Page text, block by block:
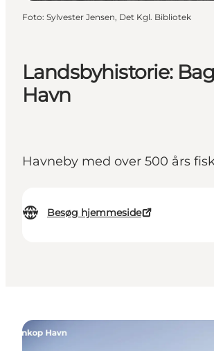
Landsbyhistorie:
Havn
Havneby med over 500 års
Besøg hjemmeside
Foto: Sylvester Jensen, Det Kgl. Bibliotek